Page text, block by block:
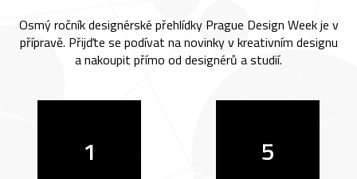
Osmý ročník designérské přehlídky Prague Design Week je v
přípravě. Přijďte se podívat na novinky v kreativním designu
a nakoupit přímo od designérů a studií.
1 5